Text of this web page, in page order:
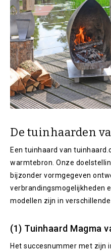
De tuinhaarden
Een tuinhaard van
warmtebron. Onze
bijzonder vormgegeven
verbrandingsmogelijkheden
modellen zijn in
(1) Tuinhaard Magma
Het succesnummer met zijn